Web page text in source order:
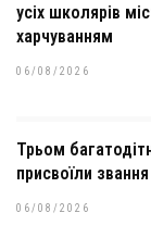
усіх школярів
харчуванням
06/08/2026
Трьом
присвоїли
06/08/2026